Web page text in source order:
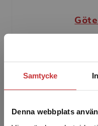
Samtycke
Denna webbplats
Göte Appelberg
som rektor för